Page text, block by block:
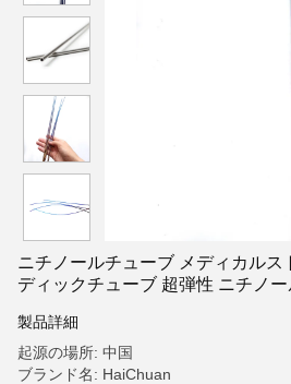
ニチノールチューブ メディカルス
ディックチューブ 超弾性 ニチノ
製品詳細
起源の場所: 中国
ブランド名: HaiChuan